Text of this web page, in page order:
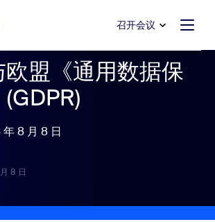
召开会议
盟《通用数据保
8 月 8 日
8 日